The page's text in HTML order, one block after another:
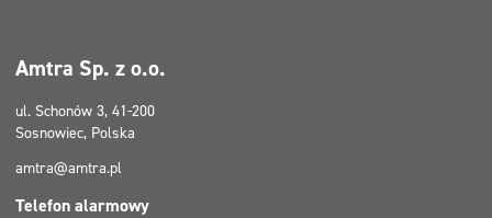
Amtra Sp. z o.o.
ul. Schonów 3, 41-200
Sosnowiec, Polska
amtra@amtra.pl
Telefon alarmowy